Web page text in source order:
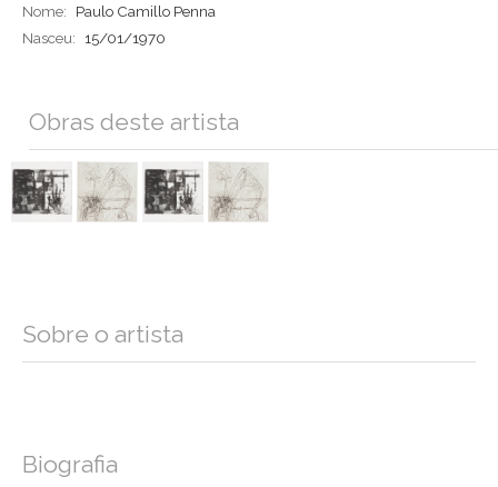
Nome:
Paulo Camillo Penna
Nasceu:
15/01/1970
Obras deste artista
Sobre o artista
Biografia